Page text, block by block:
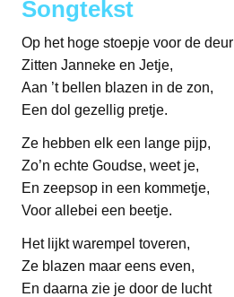
Songtekst
Op het hoge stoepje voor de deur
Zitten Janneke en Jetje,
Aan ’t bellen blazen in de zon,
Een dol gezellig pretje.
Ze hebben elk een lange pijp,
Zo’n echte Goudse, weet je,
En zeepsop in een kommetje,
Voor allebei een beetje.
Het lijkt warempel toveren,
Ze blazen maar eens even,
En daarna zie je door de lucht